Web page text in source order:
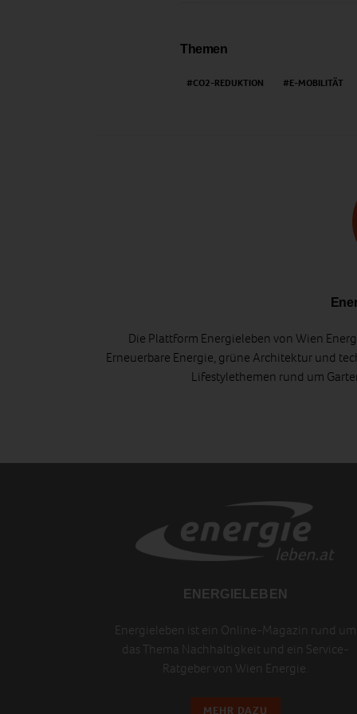
Themen
CO2-REDUKTION E-MOBILITÄT
Die Plattform Energieleben von Wien
Erneuerbare Energie, grüne Architektur und
Lifestylethemen rund um
ENERGIELEBEN
Energieleben ist ein Online-Magazin rund um
das Thema Nachhaltigkeit und ein Service-
Ratgeber von Wien Energie.
MEHR DAZU